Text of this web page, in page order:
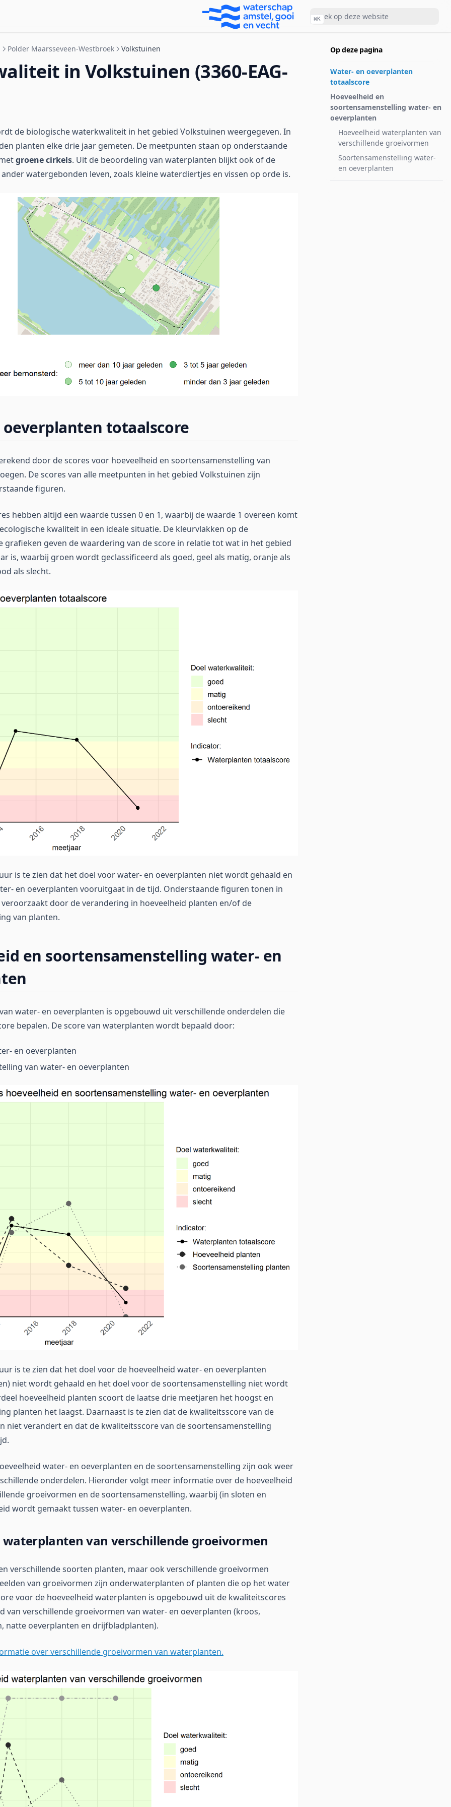
⌘K
Op deze pagina
Water- en oeverplanten
totaalscore
Hoeveelheid en
soortensamenstelling water- en
oeverplanten
Hoeveelheid waterplanten van
verschillende groeivormen
Soortensamenstelling water-
en oeverplanten
Polder Maarsseveen-Westbroek Volkstuinen
in Volkstuinen (3360-EAG-
de biologische waterkwaliteit in het gebied Volkstuinen weergegeven. In
planten elke drie jaar gemeten. De meetpunten staan op onderstaande
groene cirkels. Uit de beoordeling van waterplanten blijkt ook of de
watergebonden leven, zoals kleine waterdiertjes en vissen op orde is.
oeverplanten totaalscore
door de scores voor hoeveelheid en soortensamenstelling van
De scores van alle meetpunten in het gebied Volkstuinen zijn
figuren.
hebben altijd een waarde tussen 0 en 1, waarbij de waarde 1 overeen komt
kwaliteit in een ideale situatie. De kleurvlakken op de
grafieken geven de waardering van de score in relatie tot wat in het gebied
is, waarbij groen wordt geclassificeerd als goed, geel als matig, oranje als
als slecht.
is te zien dat het doel voor water- en oeverplanten niet wordt gehaald en
en oeverplanten vooruitgaat in de tijd. Onderstaande figuren tonen in
door de verandering in hoeveelheid planten en/of de
van planten.
en soortensamenstelling water- en
water- en oeverplanten is opgebouwd uit verschillende onderdelen die
bepalen. De score van waterplanten wordt bepaald door:
en oeverplanten
van water- en oeverplanten
is te zien dat het doel voor de hoeveelheid water- en oeverplanten
niet wordt gehaald en het doel voor de soortensamenstelling niet wordt
hoeveelheid planten scoort de laatse drie meetjaren het hoogst en
planten het laagst. Daarnaast is te zien dat de kwaliteitsscore van de
niet verandert en dat de kwaliteitsscore van de soortensamenstelling
water- en oeverplanten en de soortensamenstelling zijn ook weer
onderdelen. Hieronder volgt meer informatie over de hoeveelheid
groeivormen en de soortensamenstelling, waarbij (in sloten en
wordt gemaakt tussen water- en oeverplanten.
waterplanten van verschillende groeivormen
verschillende soorten planten, maar ook verschillende groeivormen
van groeivormen zijn onderwaterplanten of planten die op het water
voor de hoeveelheid waterplanten is opgebouwd uit de kwaliteitscores
van verschillende groeivormen van water- en oeverplanten (kroos,
natte oeverplanten en drijfbladplanten).
over verschillende groeivormen van waterplanten.